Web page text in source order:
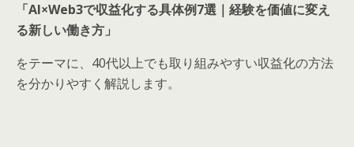
「AI×Web3で収益化する具体例7選｜経験を価値に変え
る新しい働き方」
をテーマに、40代以上でも取り組みやすい収益化の方法
を分かりやすく解説します。